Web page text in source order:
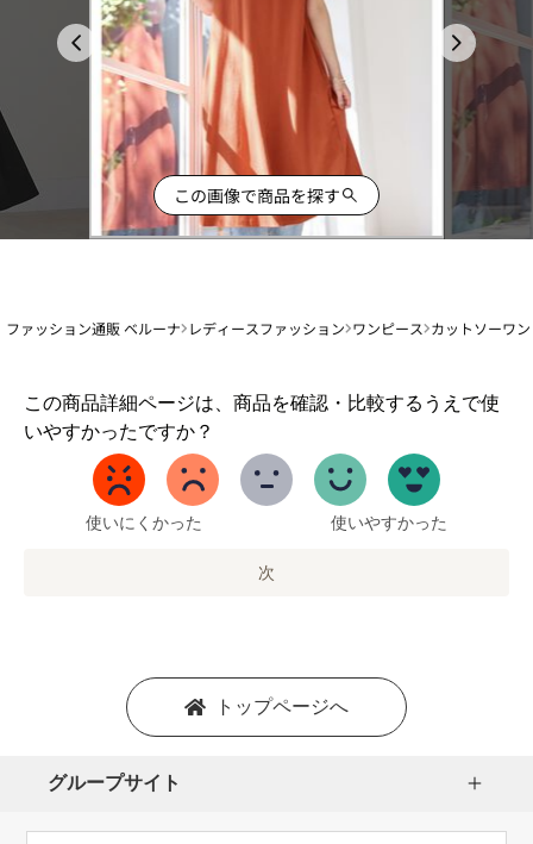
この画像で商品を探す
ファッション通販 ベルーナ レディースファッション ワンピース カットソーワ
この商品詳細ページは、商品を確認・比較するうえで使
いやすかったですか？
1
か
使いにくかった 使いやすかった
次
トップページへ
グループサイト